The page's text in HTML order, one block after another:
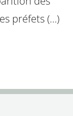
préfets (…)